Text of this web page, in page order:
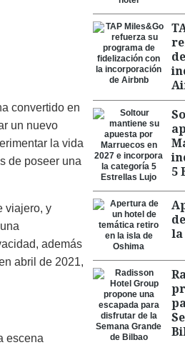
convertido en
un nuevo
la vida
de poseer una
viajero, y
además
abril de 2021,
escena
5
la